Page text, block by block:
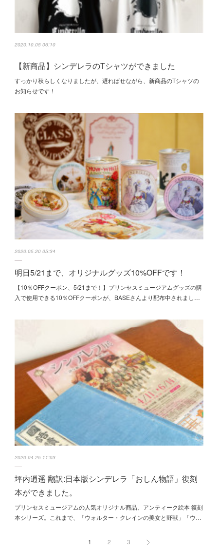
2020.10.05 06:10
【新商品】シンデレラのTシャツができました
すっかり秋らしくなりましたが、遅ればせながら、新商品のTシャツの
お知らせです！
2020.05.20 05:34
明日5/21まで、オリジナルグッズ10%OFFです！
【10％OFFクーポン、5/21まで！】プリンセスミュージアムグッズの購
入で使用できる10％OFFクーポンが、BASEさんより配布中されまし…
2020.04.25 11:03
坪内逍遥 翻訳:日本版シンデレラ「おしん物語」復刻
本ができました。
プリンセスミュージアムの人気オリジナル商品、アンティーク絵本 復刻
本シリーズ。これまで、「ウォルター・クレインの美女と野獣」「ウ…
1 2 3